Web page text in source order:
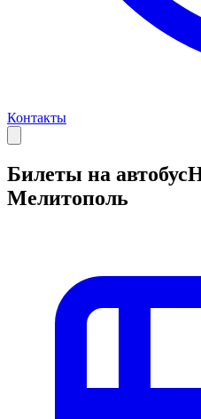
Контакты
Билеты на автобус
Мелитополь